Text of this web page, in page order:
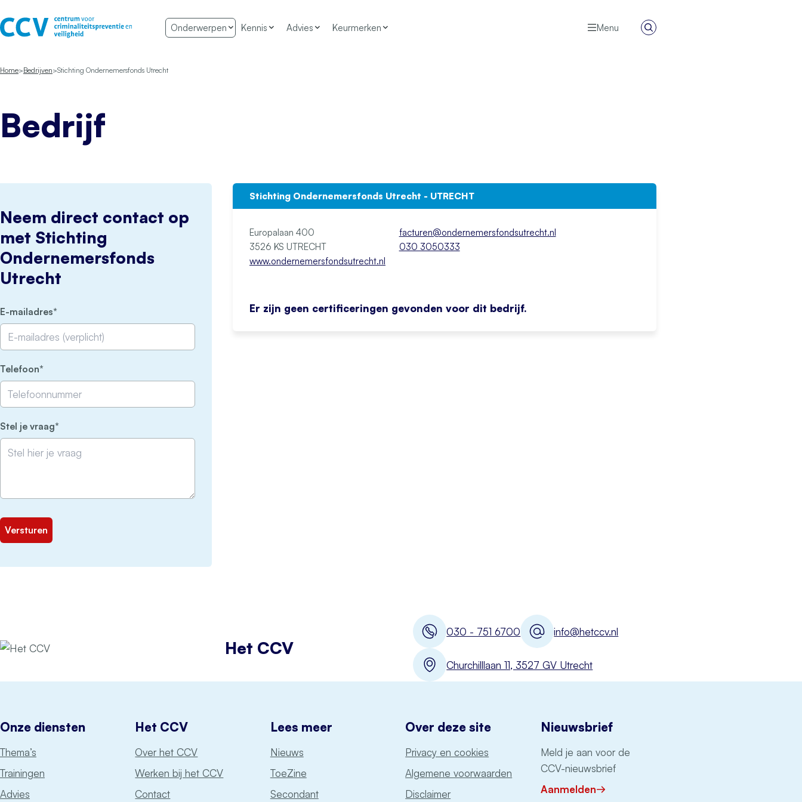
Onderwerpen Kennis Advies Keurmerken Menu
Zoeken
Home Bedrijven Stichting Ondernemersfonds Utrecht
Bedrijf
Neem direct contact op
met Stichting
Ondernemersfonds
Utrecht
E-mailadres
Telefoon
Stel je vraag
Stichting Ondernemersfonds Utrecht - UTRECHT
Europalaan 400
3526 KS UTRECHT
www.ondernemersfondsutrecht.nl
facturen@ondernemersfondsutrecht.nl
030 3050333
Er zijn geen certificeringen gevonden voor dit bedrijf.
030 - 751 6700 info@hetccv.nl
Churchilllaan 11, 3527 GV Utrecht
Het CCV
Onze diensten
Thema’s
Trainingen
Advies
Het CCV
Over het CCV
Werken bij het CCV
Contact
Lees meer
Nieuws
ToeZine
Secondant
Over deze site
Privacy en cookies
Algemene voorwaarden
Disclaimer
Nieuwsbrief
Meld je aan voor de
CCV-nieuwsbrief
Aanmelden